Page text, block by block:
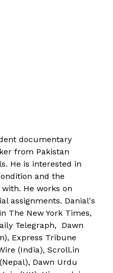
documentary
from Pakistan
He is interested in
and the
He works on
assignments. Danial's
The New York Times,
Telegraph, Dawn
Express Tribune
(India), Scroll.in
Dawn Urdu